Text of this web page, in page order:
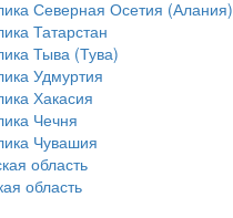
Северная Осетия (Алания)
Татарстан
Тыва (Тува)
Удмуртия
Хакасия
Чечня
Чувашия
область
область